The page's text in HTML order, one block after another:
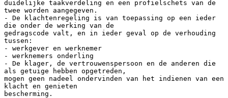
duidelijke taakverdeling en een profielschets van de
twee worden aangegeven.
- De klachtenregeling is van toepassing op een ieder
die onder de werking van de
gedragscode valt, en in ieder geval op de verhouding
tussen:
- werkgever en werknemer
- werknemers onderling
- De klager, de vertrouwenspersoon en de anderen die
als getuige hebben opgetreden,
mogen geen nadeel ondervinden van het indienen van een
klacht en genieten
bescherming.